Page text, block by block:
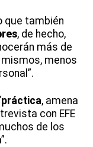
que también
, de hecho,
más de
menos
práctica, amena
con EFE
de los